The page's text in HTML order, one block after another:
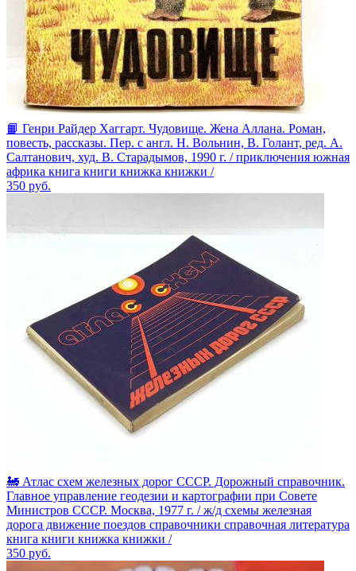
📙 Генри Райдер Хаггарт. Чудовище. Жена Аллана. Роман,
повесть, рассказы. Пер. с англ. Н. Вольнин, В. Голант, ред. А.
Салтанович, худ. В. Старадымов, 1990 г. / приключения южная
африка книга книги книжка книжки /
350 руб.
🚂 Атлас схем железных дорог СССР. Дорожный справочник.
Главное управление геодезии и картографии при Совете
Министров СССР. Москва, 1977 г. / ж/д схемы железная
дорога движение поездов справочники справочная литература
книга книги книжка книжки /
350 руб.